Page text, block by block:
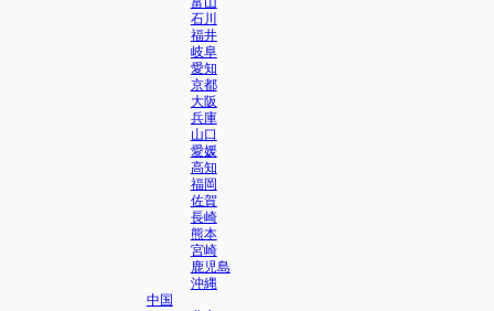
石川
福井
岐阜
愛知
京都
大阪
兵庫
山口
愛媛
高知
福岡
佐賀
長崎
熊本
宮崎
鹿児島
沖縄
中国